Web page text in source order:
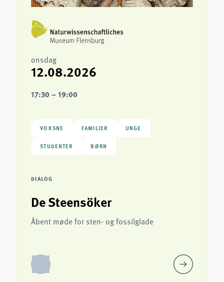
onsdag
12.08.2026
17:30 – 19:00
VOKSNE FAMILIER UNGE
STUDENTER BØRN
DIALOG
De Steensöker
Åbent møde for sten- og fossilglade